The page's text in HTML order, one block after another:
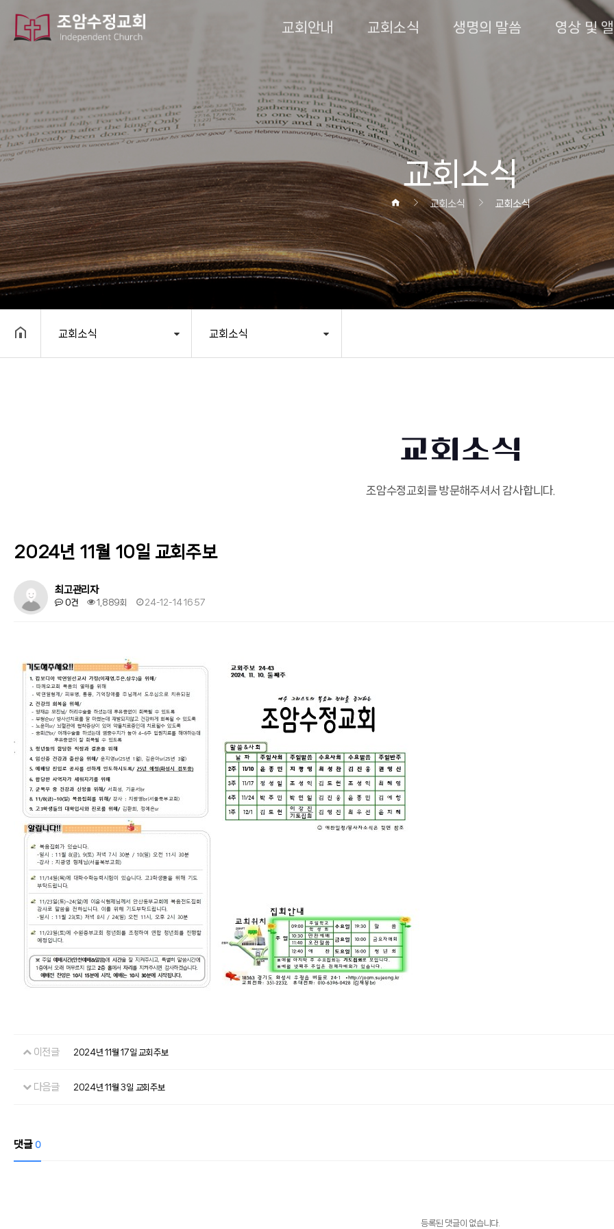
교회안내 교회소식 생명의 말씀 영상 및
교회소식
교회소식 교회소식
교회소식 교회소식
교회소식
조암수정교회를 방문해주셔서 감사합니다.
2024년 11월 10일 교회주보
최고관리자
0건 1,889회 24-12-14 16:57
이전글 2024년 11월 17일 교회주보
다음글 2024년 11월 3일 교회주보
댓글 0
등록된 댓글이 없습니다.